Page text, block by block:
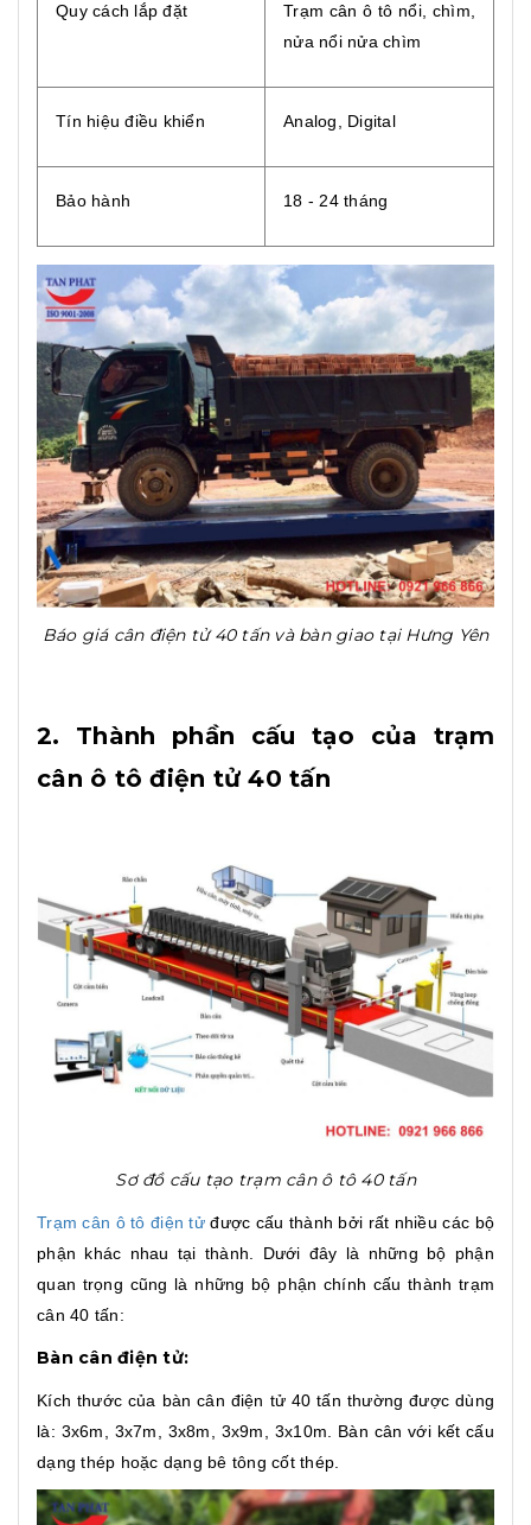
Quy cách lắp đặt
Trạm cân ô tô nổi, chìm,
nửa nổi nửa chìm
Tín hiệu điều khiển Analog, Digital
Bảo hành 18 - 24 tháng
Báo giá cân điện tử 40 tấn và bàn giao tại Hưng Yên
2. Thành phần cấu tạo của trạm
cân ô tô điện tử 40 tấn
Sơ đồ cấu tạo trạm cân ô tô 40 tấn
Trạm cân ô tô điện tửđược cấu thành bởi rất nhiều các bộ
phận khác nhau tại thành. Dưới đây là những bộ phận
quan trọng cũng là những bộ phận chính cấu thành trạm
cân 40 tấn:
Bàn cân điện tử:
Kích thước của bàn cân điện tử 40 tấn thường được dùng
là: 3x6m, 3x7m, 3x8m, 3x9m, 3x10m. Bàn cân với kết cấu
dạng thép hoặc dạng bê tông cốt thép.